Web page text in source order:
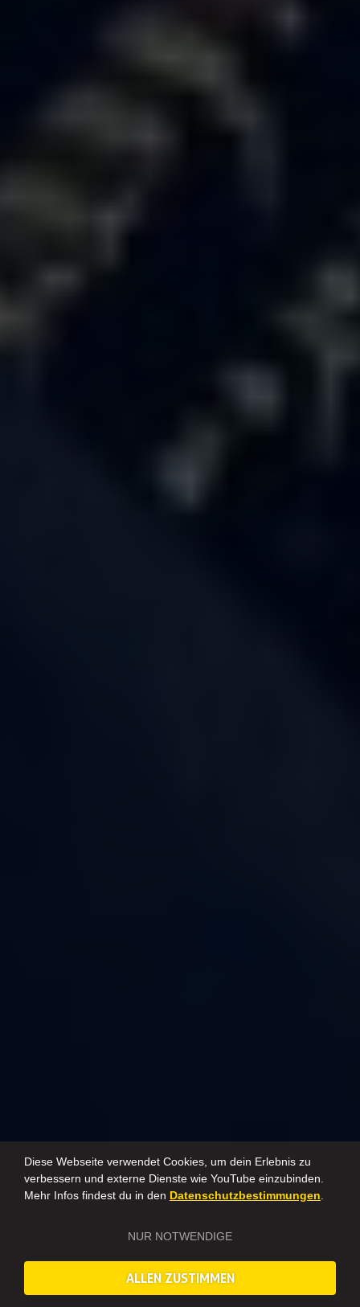
Diese Webseite verwendet Cookies, um dein Erlebnis zu
verbessern und externe Dienste wie YouTube einzubinden.
Mehr Infos findest du in den Datenschutzbestimmungen.
NUR NOTWENDIGE
ALLEN ZUSTIMMEN